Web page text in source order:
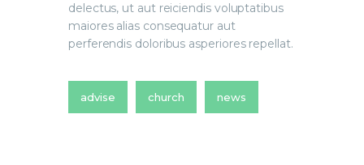
delectus, ut aut reiciendis voluptatibus
maiores alias consequatur aut
perferendis doloribus asperiores repellat.
advise church news